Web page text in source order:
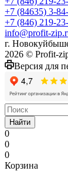
+7 (84635) 3-
+7 (846) 219-
info@profit-
г.
2026 © Profit-
Версия для
Найти
0
0
0
Корзина